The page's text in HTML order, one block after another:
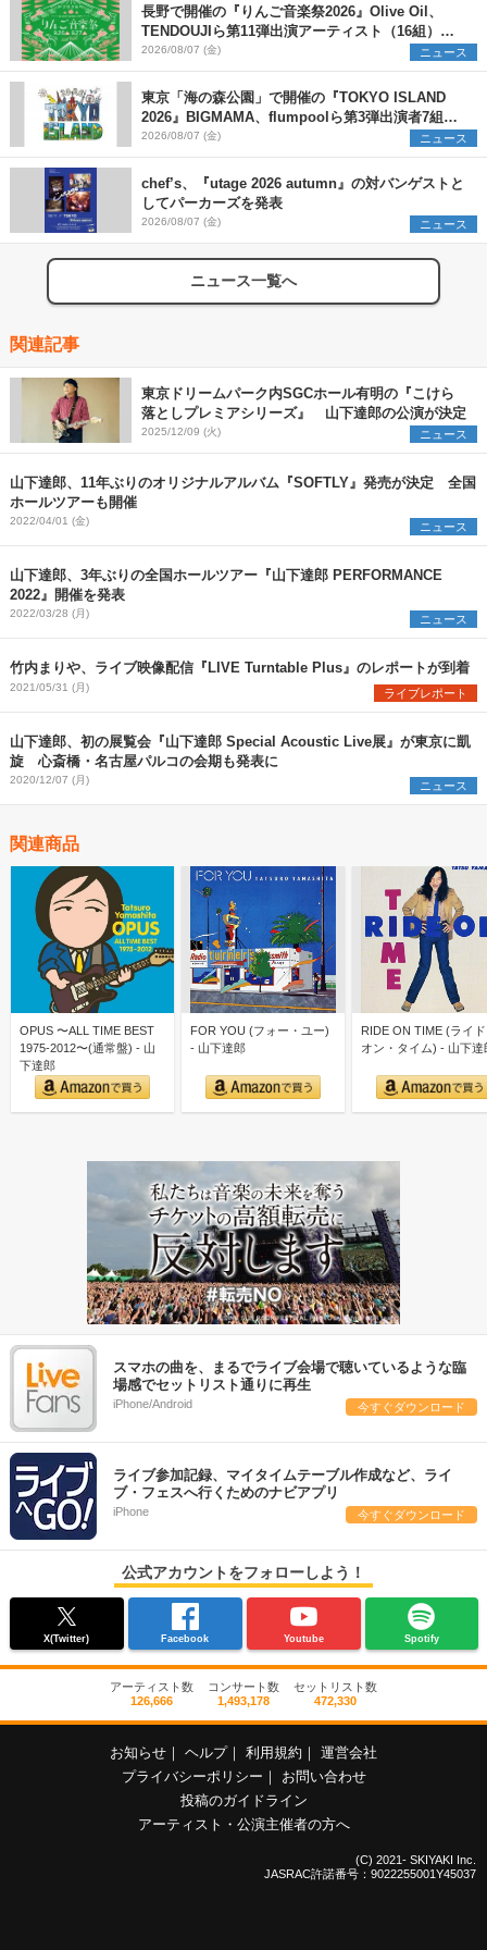
長野で開催の『りんご音楽祭2026』Olive Oil、
TENDOUJIら第11弾出演アーティスト（16組）を
発表
2026/08/07 (金) ニュース
東京「海の森公園」で開催の『TOKYO ISLAND
2026』BIGMAMA、flumpoolら第3弾出演者7組を
発表 ワークショップ・アート出展者を募集
2026/08/07 (金) ニュース
chef’s、『utage 2026 autumn』の対バンゲストと
してパーカーズを発表
2026/08/07 (金) ニュース
ニュース一覧へ
関連記事
東京ドリームパーク内SGCホール有明の『こけら
落としプレミアシリーズ』 山下達郎の公演が決定
2025/12/09 (火) ニュース
山下達郎、11年ぶりのオリジナルアルバム『SOFTLY』発売が決定 全国
ホールツアーも開催
2022/04/01 (金) ニュース
山下達郎、3年ぶりの全国ホールツアー『山下達郎 PERFORMANCE
2022』開催を発表
2022/03/28 (月) ニュース
竹内まりや、ライブ映像配信『LIVE Turntable Plus』のレポートが到着
2021/05/31 (月) ライブレポート
山下達郎、初の展覧会『山下達郎 Special Acoustic Live展』が東京に凱
旋 心斎橋・名古屋パルコの会期も発表に
2020/12/07 (月) ニュース
関連商品
OPUS 〜ALL TIME BEST
1975-2012〜(通常盤) - 山
下達郎
FOR YOU (フォー・ユー)
- 山下達郎
RIDE ON TIME (ライ
オン・タイム) - 山下達
スマホの曲を、まるでライブ会場で聴いているような臨
場感でセットリスト通りに再生
iPhone/Android 今すぐダウンロード
ライブ参加記録、マイタイムテーブル作成など、ライ
ブ・フェスへ行くためのナビアプリ
iPhone 今すぐダウンロード
公式アカウントをフォローしよう！
X(Twitter) Facebook Youtube Spotify
アーティスト数
126,666
コンサート数
1,493,178
セットリスト数
472,330
お知らせ ｜ ヘルプ｜ 利用規約 ｜ 運営会社
プライバシーポリシー ｜
お問い合わせ
投稿のガイドライン
アーティスト・公演主催者の方へ
(C) 2021- SKIYAKI Inc.
JASRAC許諾番号：9022255001Y45037